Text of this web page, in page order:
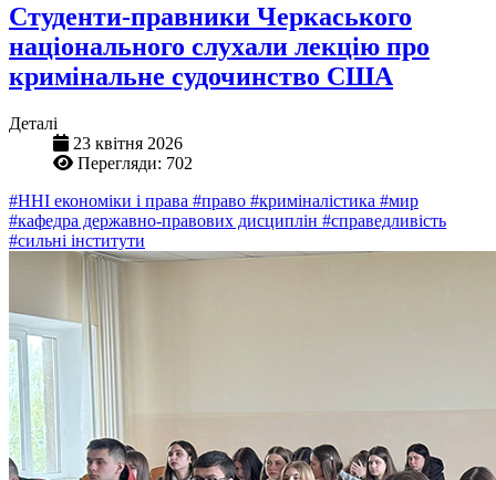
Студенти-правники Черкаського
національного слухали лекцію про
кримінальне судочинство США
Деталі
23 квітня 2026
Перегляди: 702
#ННІ економіки і права #право #криміналістика #мир
#кафедра державно-правових дисциплін #справедливість
#сильні інститути